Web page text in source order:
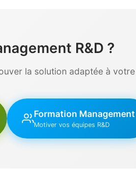
R&D ?
la solution adaptée à
Formation Management
Motiver vos équipes R&D